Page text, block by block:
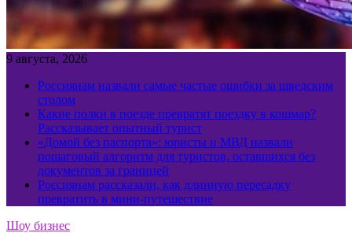
9 августа, 2026
Россиянам назвали самые частые ошибки за шведским
столом
Какие полки в поезде превратят поездку в кошмар?
Рассказывает опытный турист
«Домой без паспорта»: юристы и МВД назвали
пошаговый алгоритм для туристов, оставшихся без
документов за границей
Россиянам рассказали, как длинную пересадку
превратить в мини-путешествие
Шоу бизнес